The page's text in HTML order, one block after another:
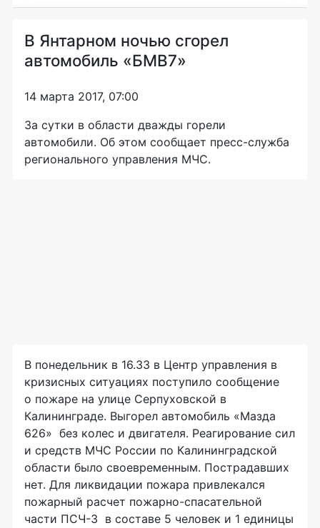
В Янтарном ночью сгорел
автомобиль «БМВ7»
14 марта 2017, 07:00
За сутки в области дважды горели
автомобили. Об этом сообщает пресс-служба
регионального управления МЧС.
В понедельник в 16.33 в Центр управления в
кризисных ситуациях поступило сообщение
о пожаре на улице Серпуховской в
Калининграде. Выгорел автомобиль «Мазда
626» без колес и двигателя. Реагирование сил
и средств МЧС России по Калининградской
области было своевременным. Пострадавших
нет. Для ликвидации пожара привлекался
пожарный расчет пожарно-спасательной
части ПСЧ-3 в составе 5 человек и 1 единицы